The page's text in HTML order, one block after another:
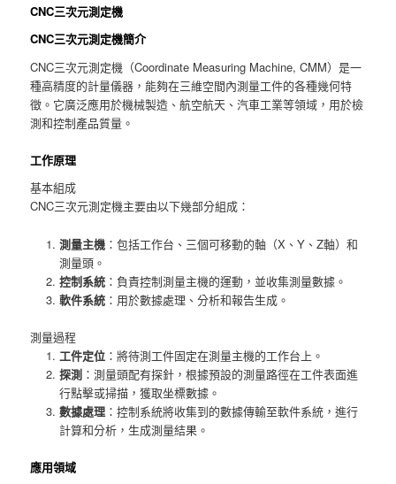
CNC三次元測定機
CNC三次元測定機簡介
CNC三次元測定機（Coordinate Measuring Machine, CMM）是一
種高精度的計量儀器，能夠在三維空間內測量工件的各種幾何特
徵。它廣泛應用於機械製造、航空航天、汽車工業等領域，用於檢
測和控制產品質量。
工作原理
基本組成
CNC三次元測定機主要由以下幾部分組成：
測量主機：包括工作台、三個可移動的軸（X、Y、Z軸）和
測量頭。
控制系統：負責控制測量主機的運動，並收集測量數據。
軟件系統：用於數據處理、分析和報告生成。
測量過程
工件定位：將待測工件固定在測量主機的工作台上。
探測：測量頭配有探針，根據預設的測量路徑在工件表面進
行點擊或掃描，獲取坐標數據。
數據處理：控制系統將收集到的數據傳輸至軟件系統，進行
計算和分析，生成測量結果。
應用領域